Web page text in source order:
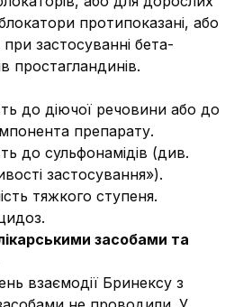
протипоказані, або
застосуванні бета-
простагландинів.
до діючої речовини або до
препарату.
до сульфонамідів (див.
застосування»).
тяжкого ступеня.
засобами та
взаємодії Бринексу з